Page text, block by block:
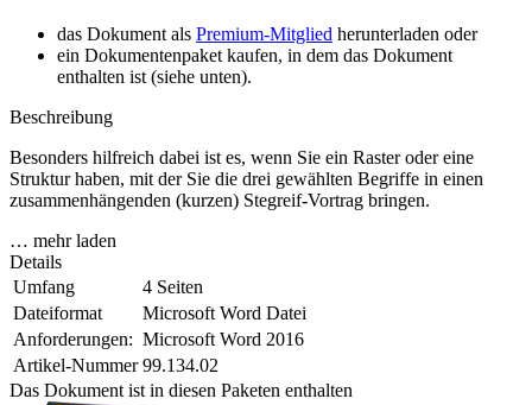
das Dokument als Premium-Mitglied herunterladen oder
ein Dokumentenpaket kaufen, in dem das Dokument
enthalten ist (siehe unten).
Beschreibung
Besonders hilfreich dabei ist es, wenn Sie ein Raster oder eine
Struktur haben, mit der Sie die drei gewählten Begriffe in einen
zusammenhängenden (kurzen) Stegreif-Vortrag bringen.
… mehr laden
Details
Umfang
4 Seiten
Dateiformat
Microsoft Word Datei
Anforderungen: Microsoft Word 2016
Artikel-Nummer 99.134.02
Das Dokument ist in diesen Paketen enthalten